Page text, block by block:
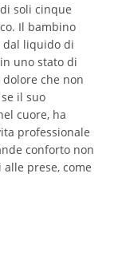
soli cinque
Il bambino
dal liquido di
uno stato di
che non
il suo
cuore, ha
professionale
conforto non
prese, come